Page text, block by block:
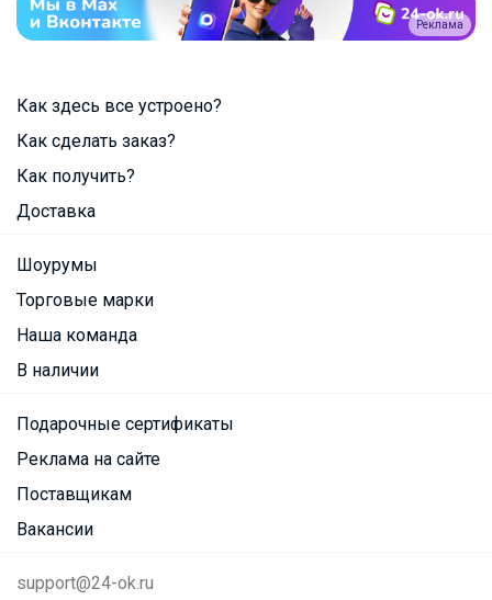
Реклама
Как здесь все устроено?
Как сделать заказ?
Как получить?
Доставка
Шоурумы
Торговые марки
Наша команда
В наличии
Подарочные сертификаты
Реклама на сайте
Поставщикам
Вакансии
support@24-ok.ru